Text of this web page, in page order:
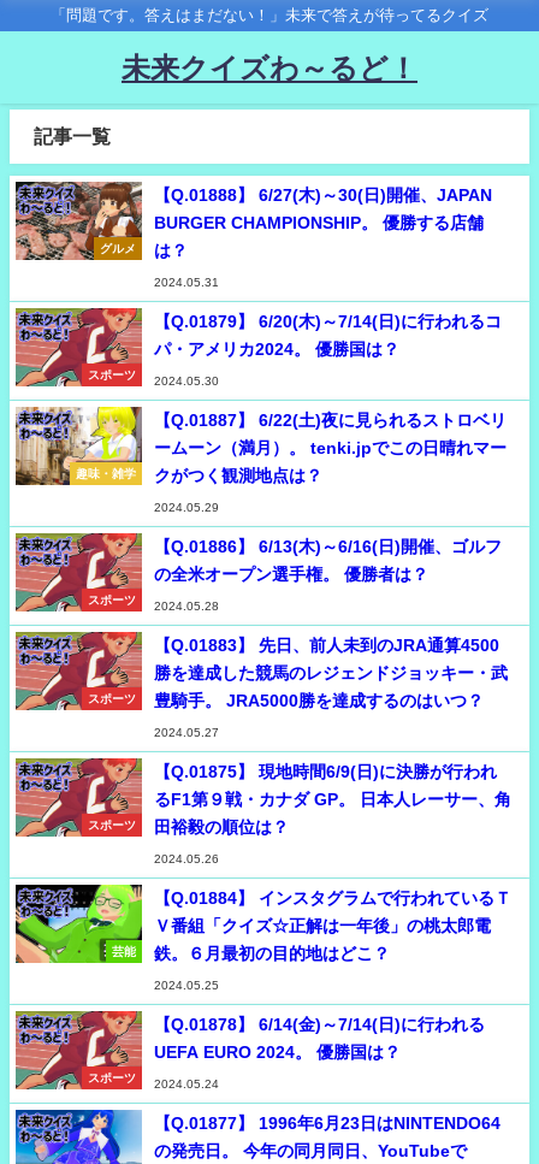
「問題です。答えはまだない！」未来で答えが待ってるクイズ
未来クイズわ～るど！
記事一覧
グルメ
【Q.01888】 6/27(木)～30(日)開催、JAPAN
BURGER CHAMPIONSHIP。 優勝する店舗
は？
2024.05.31
スポーツ
【Q.01879】 6/20(木)～7/14(日)に行われるコ
パ・アメリカ2024。 優勝国は？
2024.05.30
趣味・雑学
【Q.01887】 6/22(土)夜に見られるストロベリ
ームーン（満月）。 tenki.jpでこの日晴れマー
クがつく観測地点は？
2024.05.29
スポーツ
【Q.01886】 6/13(木)～6/16(日)開催、ゴルフ
の全米オープン選手権。 優勝者は？
2024.05.28
スポーツ
【Q.01883】 先日、前人未到のJRA通算4500
勝を達成した競馬のレジェンドジョッキー・武
豊騎手。 JRA5000勝を達成するのはいつ？
2024.05.27
スポーツ
【Q.01875】 現地時間6/9(日)に決勝が行われ
るF1第９戦・カナダ GP。 日本人レーサー、角
田裕毅の順位は？
2024.05.26
芸能
【Q.01884】 インスタグラムで行われているＴ
Ｖ番組「クイズ☆正解は一年後」の桃太郎電
鉄。６月最初の目的地はどこ？
2024.05.25
スポーツ
【Q.01878】 6/14(金)～7/14(日)に行われる
UEFA EURO 2024。 優勝国は？
2024.05.24
【Q.01877】 1996年6月23日はNINTENDO64
の発売日。 今年の同月同日、YouTubeで